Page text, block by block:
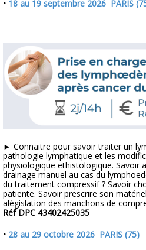
• 18 au 19 septembre 2026 PARIS
► Connaitre pour savoir traiter un
pathologie lymphatique et les
physiologique ethistologique. Savoir
drainage manuel au cas du
du traitement compressif ? Savoir
patiente. Savoir prescrire son
alégislation des manchons de
Réf DPC 43402425035
• 28 au 29 octobre 2026 PARIS (75)